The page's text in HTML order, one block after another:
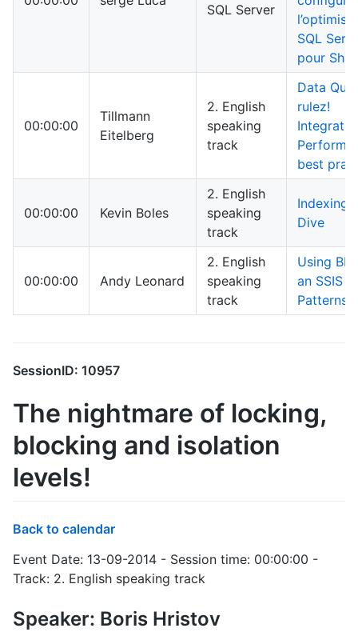
SQL Server
SQL
pour
00:00:00
Tillmann
Eitelberg
2. English
speaking
track
Data
rulez!
best
00:00:00 Kevin Boles
2. English
speaking
track
Indexing
Dive
00:00:00 Andy Leonard
2. English
speaking
track
Using
an SSIS
Patterns
SessionID: 10957
The nightmare of locking,
blocking and isolation
levels!
Back to calendar
Event Date: 13-09-2014 - Session time: 00:00:00 -
Track: 2. English speaking track
Speaker: Boris Hristov